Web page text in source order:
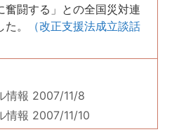
闘する」との全国災対連
。
（改正支援法成立談話
情報 2007/11/8
情報 2007/11/10